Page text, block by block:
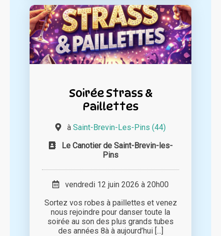
Soirée Strass &
Paillettes
à Saint-Brevin-Les-Pins (44)
Le Canotier de Saint-Brevin-les-
Pins
vendredi 12 juin 2026 à 20h00
Sortez vos robes à paillettes et venez
nous rejoindre pour danser toute la
soirée au son des plus grands tubes
des années 8à à aujourd’hui [...]